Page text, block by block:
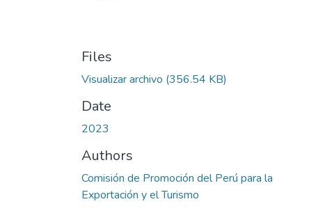
Files
Visualizar archivo (356.54 KB)
Date
2023
Authors
Comisión de Promoción del Perú para la
Exportación y el Turismo